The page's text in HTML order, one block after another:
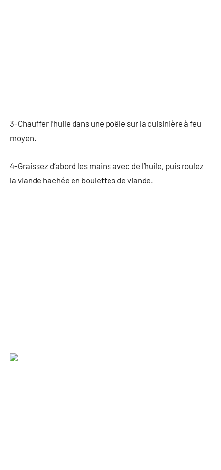
3-Chauffer l’huile dans une poêle sur la cuisinière à feu
moyen.
4-Graissez d’abord les mains avec de l’huile, puis roulez
la viande hachée en boulettes de viande.